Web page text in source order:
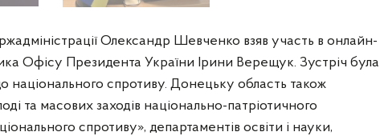
Олександр Шевченко в машиніОлександр Шевченко взяв участь в онлайн-
Офісу Президента України Ірини Верещук. Зустріч була
національного спротиву. Донецьку область також
та масових заходів національно-патріотичного
спротиву», департаментів освіти і науки,